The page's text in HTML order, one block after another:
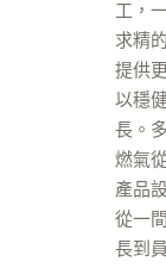
工，
求精
提供
以穩
長。
燃氣
產品
從一
長到